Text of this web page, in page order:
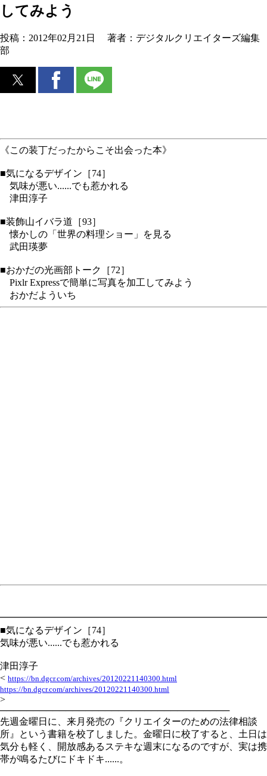
してみよう
投稿： 2012年02月21日 著者： デジタルクリエイターズ編集
部
《この装丁だったからこそ出会った本》
■気になるデザイン［74］
気味が悪い......でも惹かれる
津田淳子
■装飾山イバラ道［93］
懐かしの「世界の料理ショー」を見る
武田瑛夢
■おかだの光画部トーク［72］
Pixlr Expressで簡単に写真を加工してみよう
おかだよういち
■気になるデザイン［74］
気味が悪い......でも惹かれる
津田淳子
< https://bn.dgcr.com/archives/20120221140300.html
https://bn.dgcr.com/archives/20120221140300.html
>
───────────────────────────────────
先週金曜日に、来月発売の『クリエイターのための法律相談
所』という書籍を校了しました。金曜日に校了すると、土日は
気分も軽く、開放感あるステキな週末になるのですが、実は携
帯が鳴るたびにドキドキ......。